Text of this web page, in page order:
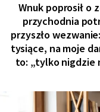
Wnuk poprosił o
przychodnia
przyszło
tysiące, na moje
to: „tylko nigdzie